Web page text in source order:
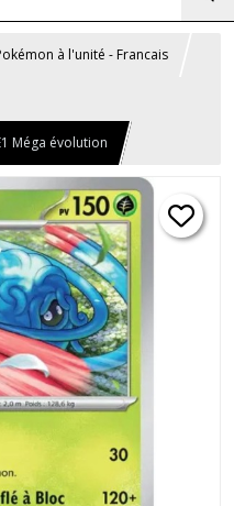
à l'unité - Francais
Méga évolution